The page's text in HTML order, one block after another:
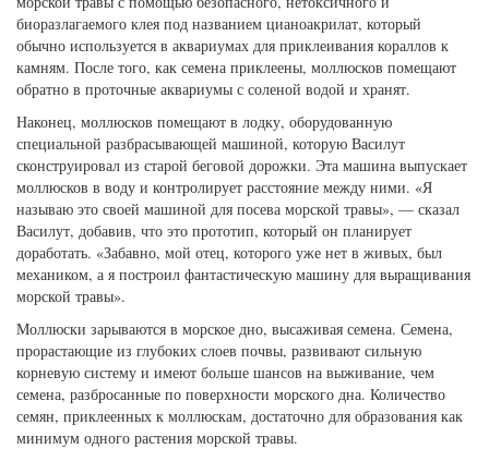
биоразлагаемого клея под названием цианоакрилат, который
обычно используется в аквариумах для приклеивания кораллов к
камням. После того, как семена приклеены, моллюсков помещают
обратно в проточные аквариумы с соленой водой и хранят.
Наконец, моллюсков помещают в лодку, оборудованную
специальной разбрасывающей машиной, которую Василут
сконструировал из старой беговой дорожки. Эта машина выпускает
моллюсков в воду и контролирует расстояние между ними. «Я
называю это своей машиной для посева морской травы», — сказал
Василут, добавив, что это прототип, который он планирует
доработать. «Забавно, мой отец, которого уже нет в живых, был
механиком, а я построил фантастическую машину для выращивания
морской травы».
Моллюски зарываются в морское дно, высаживая семена. Семена,
прорастающие из глубоких слоев почвы, развивают сильную
корневую систему и имеют больше шансов на выживание, чем
семена, разбросанные по поверхности морского дна. Количество
семян, приклеенных к моллюскам, достаточно для образования как
минимум одного растения морской травы.